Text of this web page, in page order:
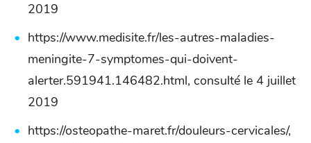
2019
https://www.medisite.fr/les-autres-maladies-
meningite-7-symptomes-qui-doivent-
alerter.591941.146482.html, consulté le 4 juillet
2019
https://osteopathe-maret.fr/douleurs-cervicales/,